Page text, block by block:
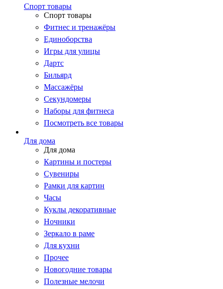
Cпорт товары
Cпорт товары
Фитнес и тренажёры
Единоборства
Игры для улицы
Дартс
Бильярд
Массажёры
Секундомеры
Наборы для фитнеса
Посмотреть все товары
Для дома
Для дома
Картины и постеры
Сувениры
Рамки для картин
Часы
Куклы декоративные
Ночники
Зеркало в раме
Для кухни
Прочее
Новогодние товары
Полезные мелочи